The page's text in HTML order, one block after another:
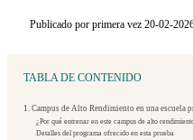
Publicado por primera vez 20-02-
TABLA DE CONTENIDO
1. Campus de Alto Rendimiento en una escuela
¿Por qué entrenar en este campus de alto
Detalles del programa ofrecido en esta prueba